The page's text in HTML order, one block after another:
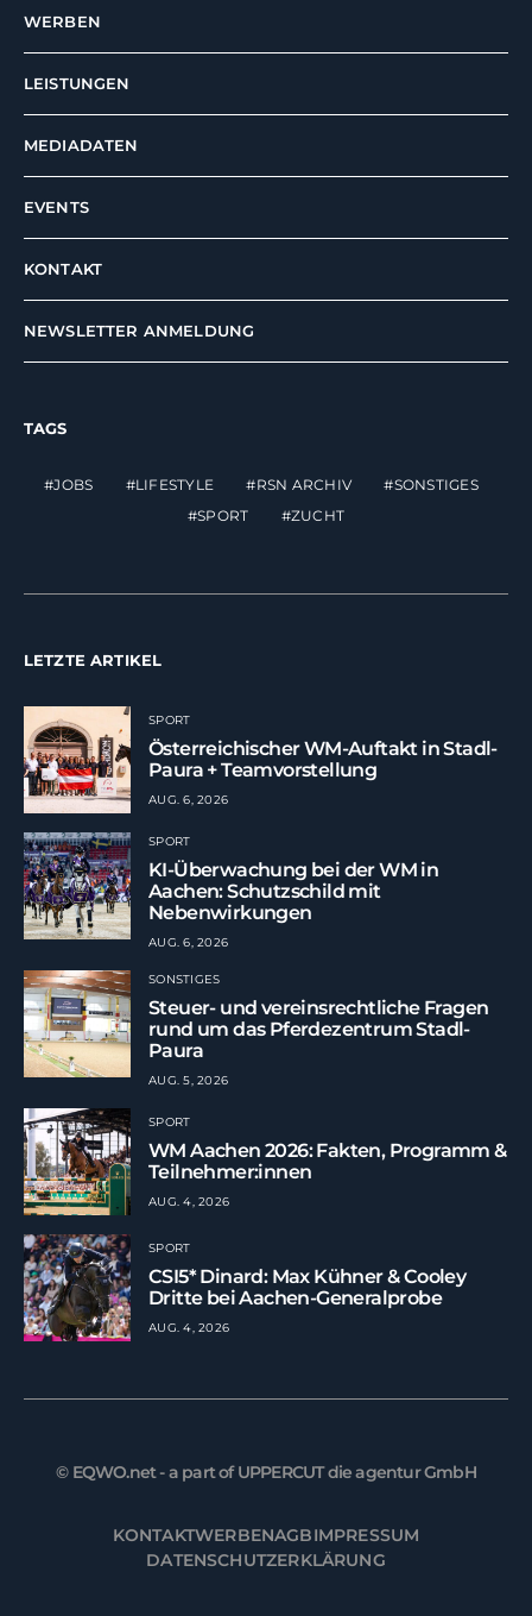
WERBEN
LEISTUNGEN
MEDIADATEN
EVENTS
KONTAKT
NEWSLETTER ANMELDUNG
TAGS
JOBS LIFESTYLE RSN ARCHIV
SONSTIGES
SPORT
ZUCHT
LETZTE ARTIKEL
SPORT
Österreichischer WM-Auftakt in Stadl-
Paura + Teamvorstellung
AUG. 6, 2026
SPORT
KI-Überwachung bei der WM in
Aachen: Schutzschild mit
Nebenwirkungen
AUG. 6, 2026
SONSTIGES
Steuer- und vereinsrechtliche Fragen
rund um das Pferdezentrum Stadl-
Paura
AUG. 5, 2026
SPORT
WM Aachen 2026: Fakten, Programm &
Teilnehmer:innen
AUG. 4, 2026
SPORT
CSI5* Dinard: Max Kühner & Cooley
Dritte bei Aachen-Generalprobe
AUG. 4, 2026
© EQWO.net - a part of UPPERCUT die agentur GmbH
KONTAKTWERBENAGBIMPRESSUM
DATENSCHUTZERKLÄRUNG